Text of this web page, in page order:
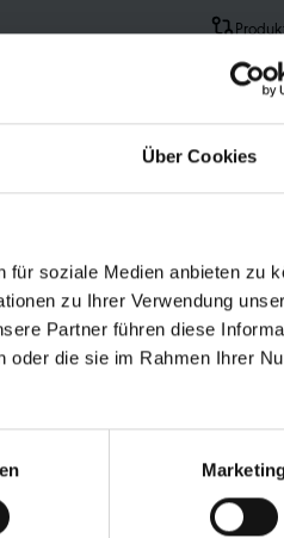
Über Cookies
für soziale Medien anbieten zu
zu Ihrer Verwendung
Partner führen diese
oder die sie im Rahmen Ihrer
Zu den
Zur
schützt den Schlauch
ab.